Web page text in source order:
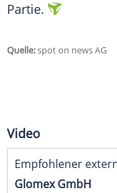
Partie.
Quelle:spot on news AG
Video
Empfohlener
Glomex GmbH